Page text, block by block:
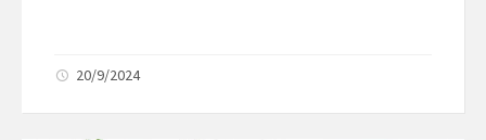
20/9/2024